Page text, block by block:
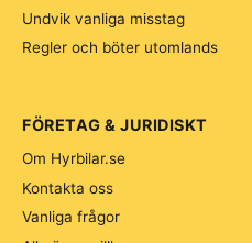
Undvik vanliga misstag
Regler och böter utomlands
FÖRETAG & JURIDISKT
Om Hyrbilar.se
Kontakta oss
Vanliga frågor